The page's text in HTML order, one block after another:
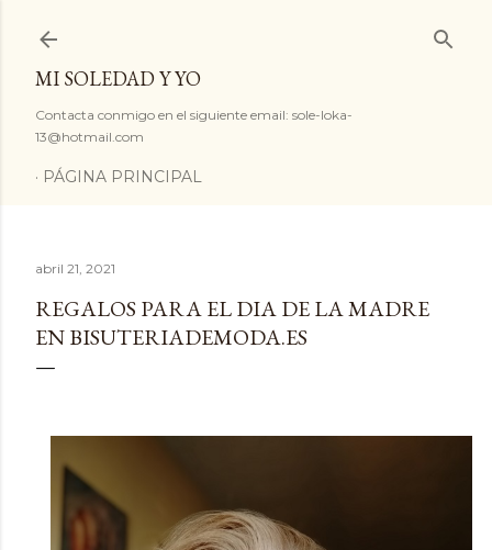
MI SOLEDAD Y YO
Contacta conmigo en el siguiente email: sole-loka-
13@hotmail.com
PÁGINA PRINCIPAL
abril 21, 2021
REGALOS PARA EL DIA DE LA MADRE
EN BISUTERIADEMODA.ES